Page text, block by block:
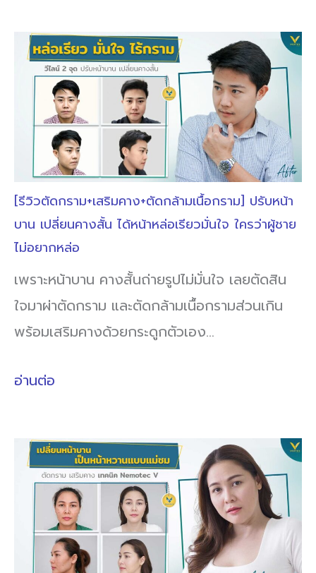
[รีวิวตัดกราม+เสริมคาง+ตัดกล้ามเนื้อกราม] ปรับหน้า
บาน เปลี่ยนคางสั้น ได้หน้าหล่อเรียวมั่นใจ ใครว่าผู้ชาย
ไม่อยากหล่อ
เพราะหน้าบาน คางสั้นถ่ายรูปไม่มั่นใจ เลยตัดสิน
ใจมาผ่าตัดกราม และตัดกล้ามเนื้อกรามส่วนเกิน
พร้อมเสริมคางด้วยกระดูกตัวเอง…
อ่านต่อ